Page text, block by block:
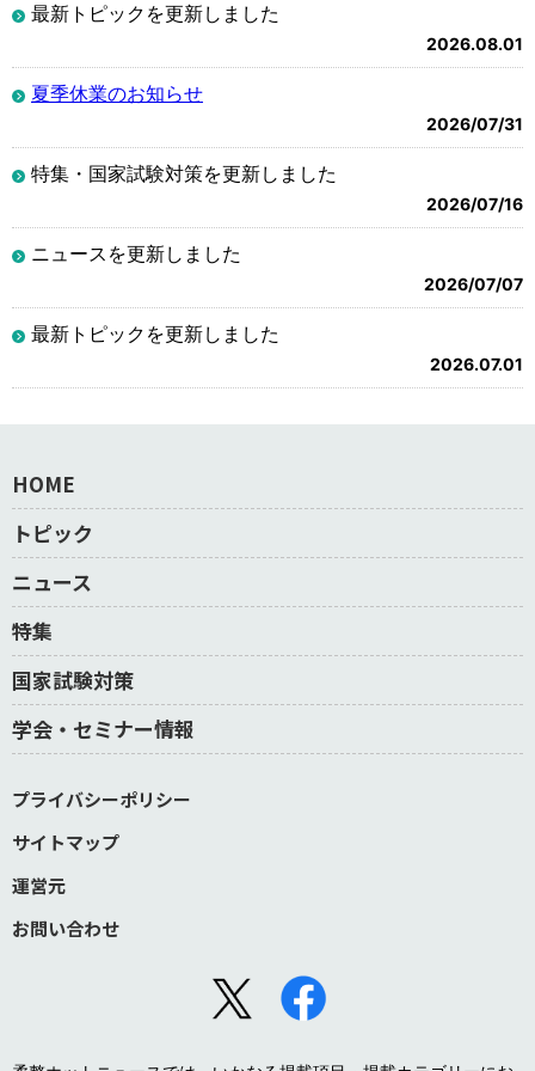
最新トピックを更新しました
2026.08.01
夏季休業のお知らせ
2026/07/31
特集・国家試験対策を更新しました
2026/07/16
ニュースを更新しました
2026/07/07
最新トピックを更新しました
2026.07.01
HOME
トピック
ニュース
特集
国家試験対策
学会・セミナー情報
プライバシーポリシー
サイトマップ
運営元
お問い合わせ